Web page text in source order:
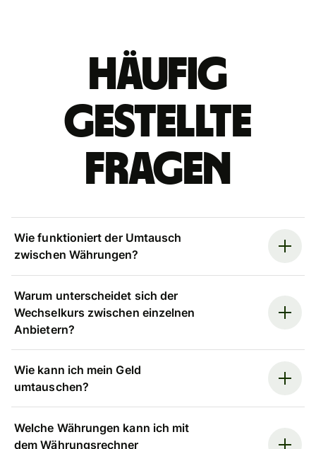
Häufig
gestellte
Fragen
Wie funktioniert der Umtausch
zwischen Währungen?
Warum unterscheidet sich der
Wechselkurs zwischen einzelnen
Anbietern?
Wie kann ich mein Geld
umtauschen?
Welche Währungen kann ich mit
dem Währungsrechner